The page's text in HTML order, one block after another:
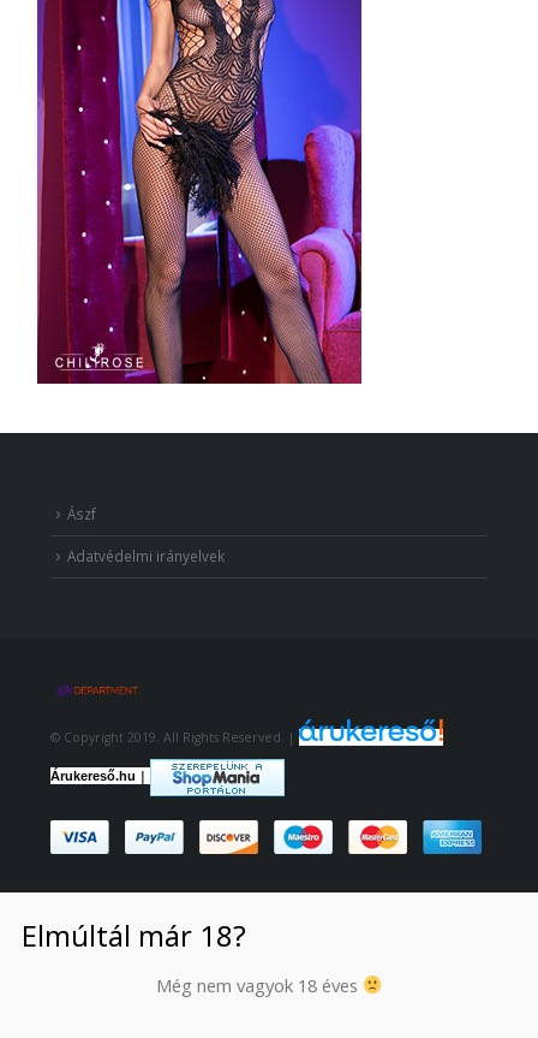
Ászf
Adatvédelmi irányelvek
© Copyright 2019. All Rights Reserved. |
Árukereső.hu |
Elmúltál már 18?
Még nem vagyok 18 éves